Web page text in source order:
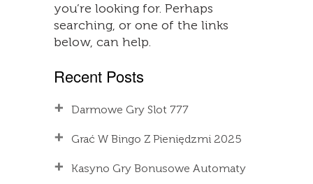
you’re looking for. Perhaps
searching, or one of the links
below, can help.
Recent Posts
Darmowe Gry Slot 777
Grać W Bingo Z Pieniędzmi 2025
Kasyno Gry Bonusowe Automaty